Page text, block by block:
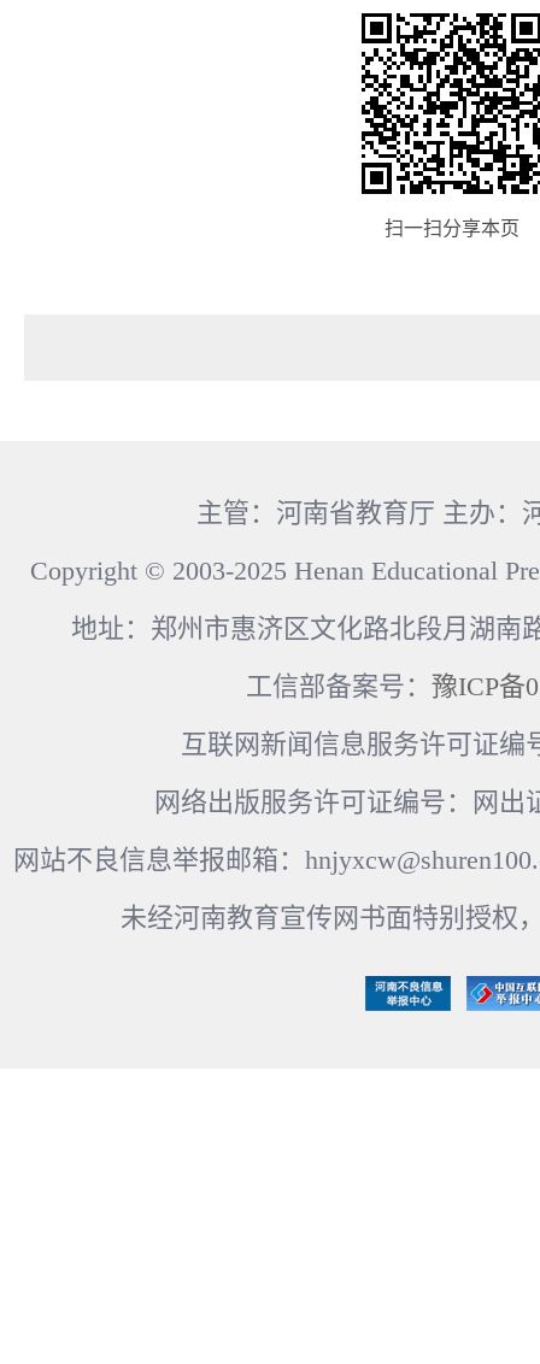
扫一扫分享本页
主管：河南省教育厅 主办：
Copyright © 2003-2025 Henan Educational
地址：郑州市惠济区文化路北段月湖南
工信部备案号： 豫ICP备
互联网新闻信息服务许可证编
网络出版服务许可证编号：网出
网站不良信息举报邮箱：
未经河南教育宣传网书面特别授权